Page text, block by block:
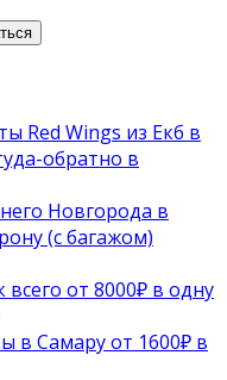
Red Wings из Екб в
обратно в
Новгорода в
(с багажом)
всего от 8000₽ в одну
в Самару от 1600₽ в